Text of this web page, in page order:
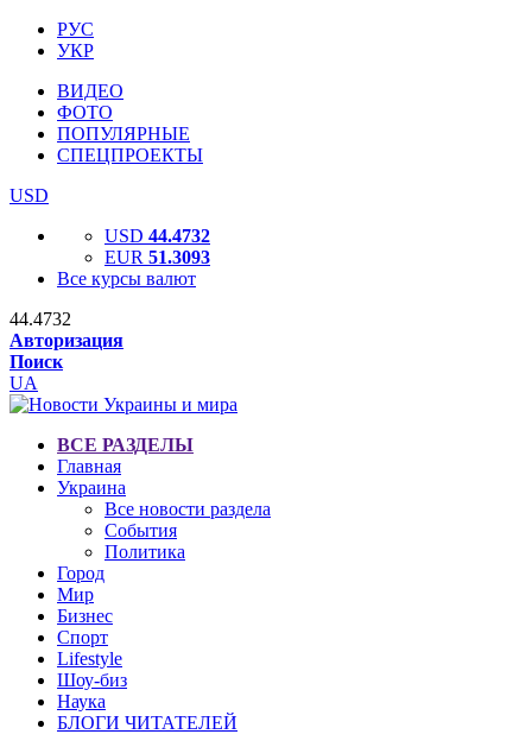
РУС
УКР
ВИДЕО
ФОТО
ПОПУЛЯРНЫЕ
СПЕЦПРОЕКТЫ
USD
USD 44.4732
EUR 51.3093
Все курсы валют
44.4732
Авторизация
Поиск
UA
ВСЕ РАЗДЕЛЫ
Главная
Украина
Все новости раздела
События
Политика
Город
Мир
Бизнес
Спорт
Lifestyle
Шоу-биз
Наука
БЛОГИ ЧИТАТЕЛЕЙ